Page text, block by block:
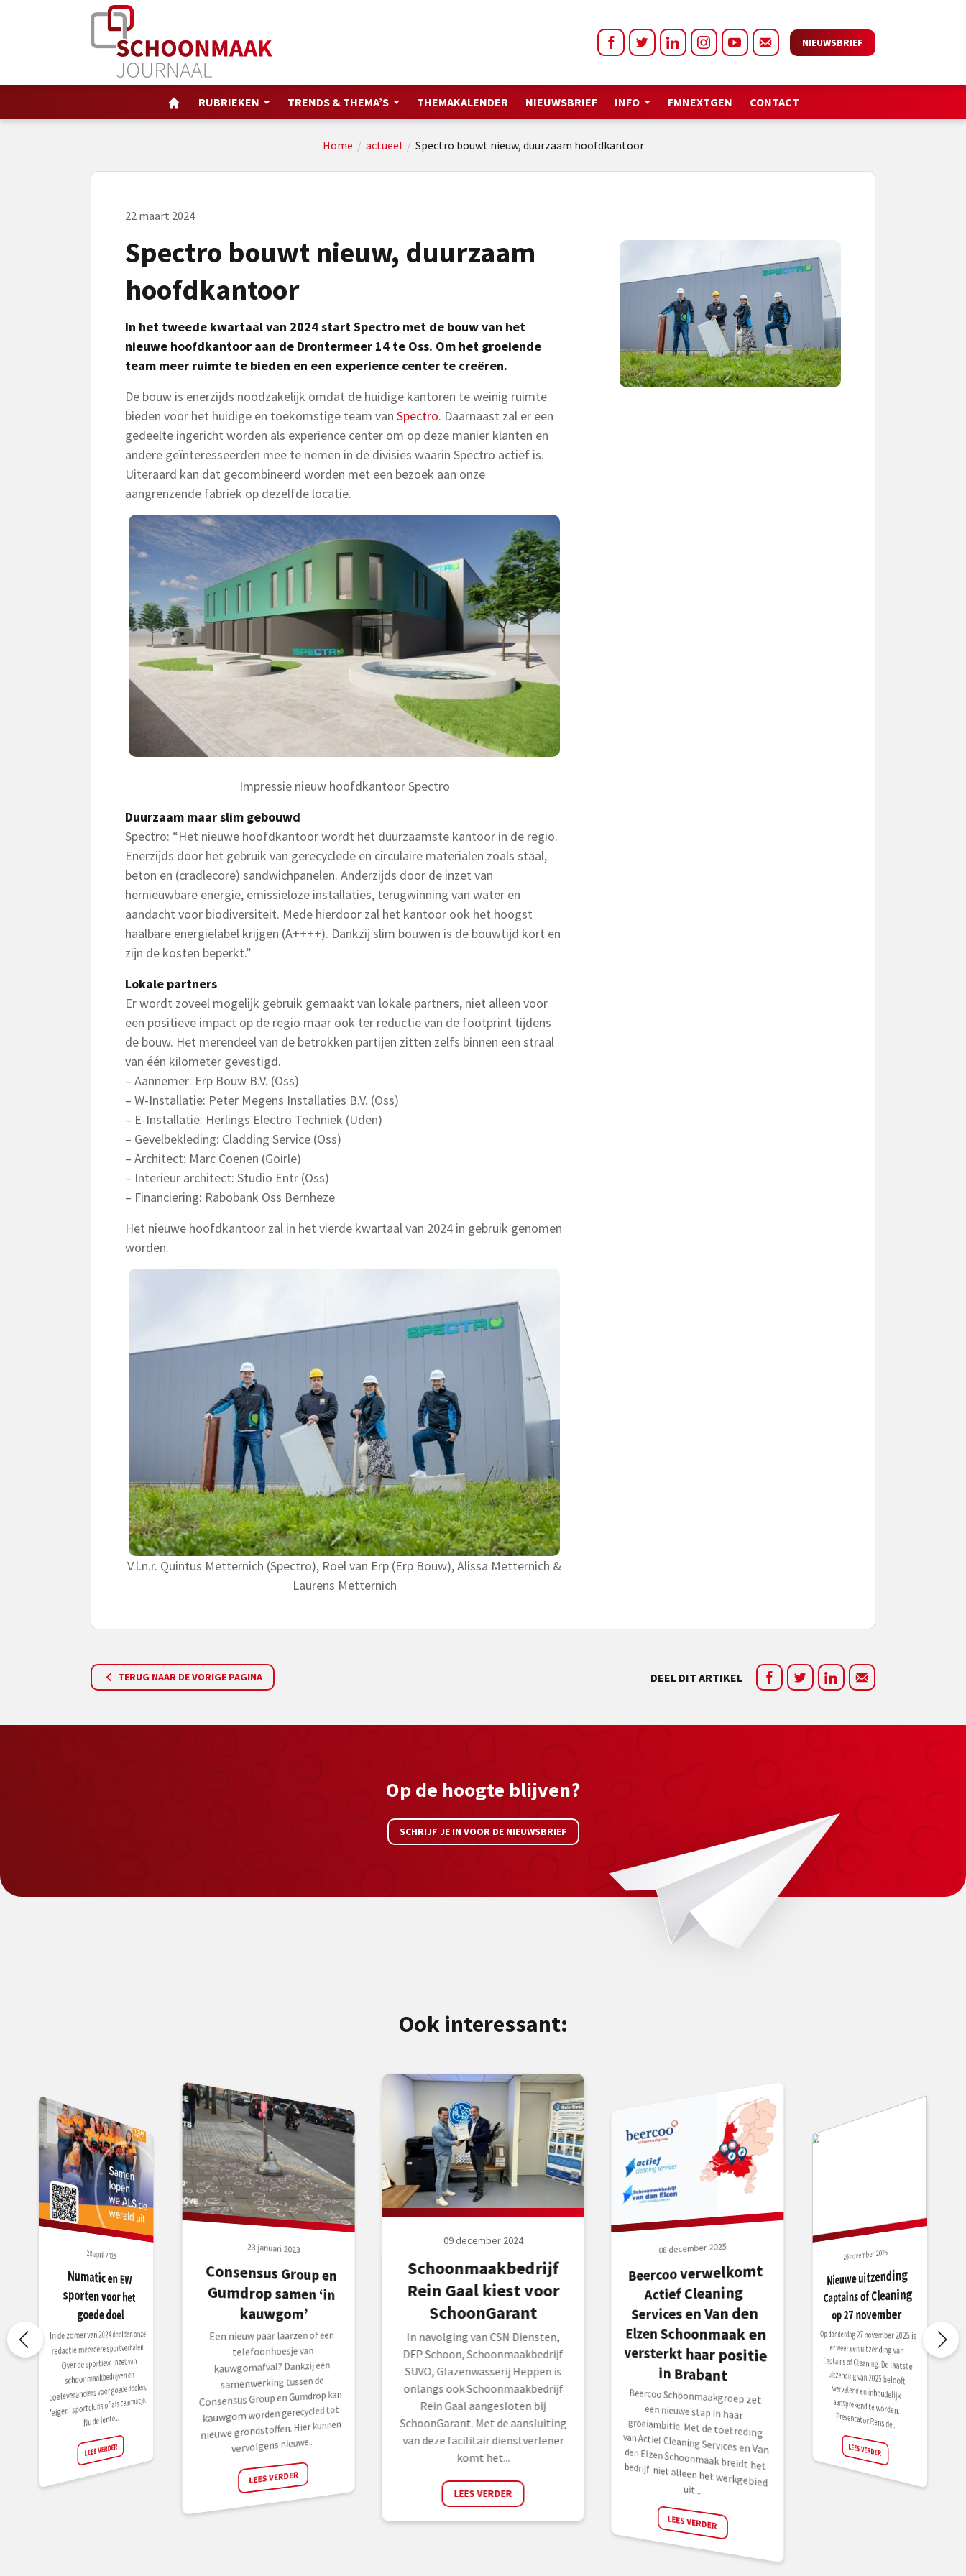
NIEUWSBRIEF
RUBRIEKEN TRENDS & THEMA’S THEMAKALENDER NIEUWSBRIEF INFO FMNEXTGEN CONTACT
Home / actueel / Spectro bouwt nieuw, duurzaam hoofdkantoor
22 maart 2024
Spectro bouwt nieuw, duurzaam
hoofdkantoor
In het tweede kwartaal van 2024 start Spectro met de bouw van het
nieuwe hoofdkantoor aan de Drontermeer 14 te Oss. Om het groeiende
team meer ruimte te bieden en een experience center te creëren.
De bouw is enerzijds noodzakelijk omdat de huidige kantoren te weinig ruimte
bieden voor het huidige en toekomstige team van Spectro. Daarnaast zal er een
gedeelte ingericht worden als experience center om op deze manier klanten en
andere geïnteresseerden mee te nemen in de divisies waarin Spectro actief is.
Uiteraard kan dat gecombineerd worden met een bezoek aan onze
aangrenzende fabriek op dezelfde locatie.
Impressie nieuw hoofdkantoor Spectro
Duurzaam maar slim gebouwd
Spectro: “Het nieuwe hoofdkantoor wordt het duurzaamste kantoor in de regio.
Enerzijds door het gebruik van gerecyclede en circulaire materialen zoals staal,
beton en (cradlecore) sandwichpanelen. Anderzijds door de inzet van
hernieuwbare energie, emissieloze installaties, terugwinning van water en
aandacht voor biodiversiteit. Mede hierdoor zal het kantoor ook het hoogst
haalbare energielabel krijgen (A++++). Dankzij slim bouwen is de bouwtijd kort en
zijn de kosten beperkt.”
Lokale partners
Er wordt zoveel mogelijk gebruik gemaakt van lokale partners, niet alleen voor
een positieve impact op de regio maar ook ter reductie van de footprint tijdens
de bouw. Het merendeel van de betrokken partijen zitten zelfs binnen een straal
van één kilometer gevestigd.
– Aannemer: Erp Bouw B.V. (Oss)
– W-Installatie: Peter Megens Installaties B.V. (Oss)
– E-Installatie: Herlings Electro Techniek (Uden)
– Gevelbekleding: Cladding Service (Oss)
– Architect: Marc Coenen (Goirle)
– Interieur architect: Studio Entr (Oss)
– Financiering: Rabobank Oss Bernheze
Het nieuwe hoofdkantoor zal in het vierde kwartaal van 2024 in gebruik genomen
worden.
V.l.n.r. Quintus Metternich (Spectro), Roel van Erp (Erp Bouw), Alissa Metternich &
Laurens Metternich
TERUG NAAR DE VORIGE PAGINA DEEL DIT ARTIKEL
Op de hoogte blijven?
SCHRIJF JE IN VOOR DE NIEUWSBRIEF
Ook interessant:
20 april 2025
Numatic en EW
sporten voor het
goede doel
In de zomer van 2024 deelden onze
redactie meerdere sportverhalen.
Over de sportieve inzet van
schoonmaakbedrijven en
toeleveranciers voor goede doelen,
'eigen' sportclubs of als teamuitje.
Nu de lente...
LEES VERDER
23 januari 2023
Consensus Group en
Gumdrop samen ‘in
kauwgom’
Een nieuw paar laarzen of een
telefoonhoesje van
kauwgomafval? Dankzij een
samenwerking tussen de
Consensus Group en Gumdrop kan
kauwgom worden gerecycled tot
nieuwe grondstoffen. Hier kunnen
vervolgens nieuwe...
LEES VERDER
09 december 2024
Schoonmaakbedrijf
Rein Gaal kiest voor
SchoonGarant
In navolging van CSN Diensten,
DFP Schoon, Schoonmaakbedrijf
SUVO, Glazenwasserij Heppen is
onlangs ook Schoonmaakbedrijf
Rein Gaal aangesloten bij
SchoonGarant. Met de aansluiting
van deze facilitair dienstverlener
komt het...
LEES VERDER
08 december 2025
Beercoo verwelkomt
Actief Cleaning
Services en Van den
Elzen Schoonmaak en
versterkt haar positie
in Brabant
Beercoo Schoonmaakgroep zet
een nieuwe stap in haar
groeiambitie. Met de toetreding
van Actief Cleaning Services en Van
den Elzen Schoonmaak breidt het bedrijf niet alleen het werkgebied
uit...
LEES VERDER
26 november 2025
Nieuwe uitzending
Captains of Cleaning
op 27 november
Op donderdag 27 november 2025 is
er weer een uitzending van
Captains of Cleaning. De laatste
uitzending van 2025 belooft
wervelend en inhoudelijk
aansprekend te worden.
Presentator Rens de...
LEES VERDER